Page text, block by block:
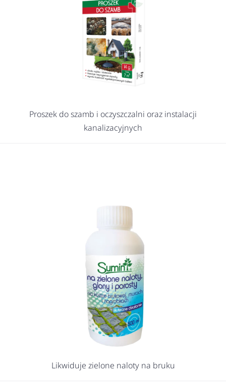
Proszek do szamb i oczyszczalni oraz instalacji
kanalizacyjnych
Likwiduje zielone naloty na bruku